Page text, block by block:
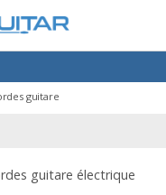
guitare
guitare électrique